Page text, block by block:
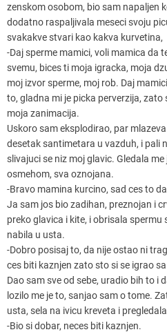
zenskom osobom, bio sam napaljen
dodatno raspaljivala meseci svoju
svakakve stvari kao kakva kurvetina,
-Daj sperme mamici, voli mamica da
svemu, bices ti moja igracka, moja
moj izvor sperme, moj rob. Daj
to, gladna mi je picka perverzija,
moja zanimacija.
Uskoro sam eksplodirao, par
desetak santimetara u vazduh, i pali
slivajuci se niz moj glavic. Gledala
osmehom, sva oznojana.
-Bravo mamina kurcino, sad ces to
Ja sam jos bio zadihan, preznojan i
preko glavica i kite, i obrisala
nabila u usta.
-Dobro posisaj to, da nije ostao ni
ces biti kaznjen zato sto si se igrao
Dao sam sve od sebe, uradio bih to i
lozilo me je to, sanjao sam o tome.
usta, sela na ivicu kreveta i
-Bio si dobar, neces biti kaznjen.